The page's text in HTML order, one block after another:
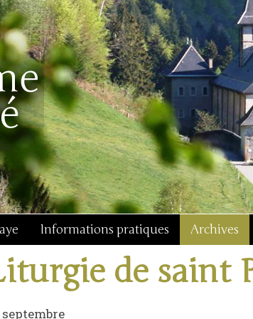
Informations pratiques Archives
de saint
septembre